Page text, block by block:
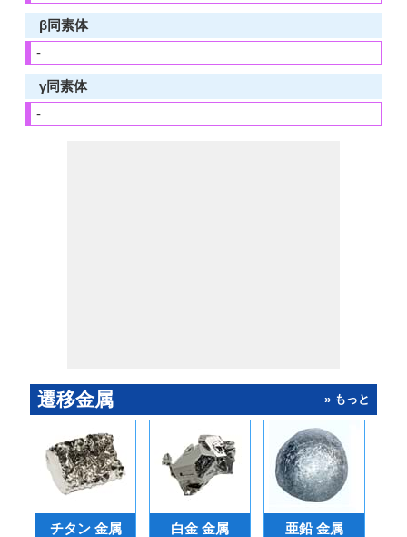
β同素体
-
γ同素体
-
遷移金属 » もっと
チタン 金属 白金 金属 亜鉛 金属